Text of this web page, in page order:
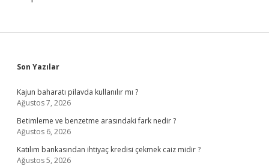
Sidebar
Son Yazılar
Kajun baharatı pilavda kullanılır mı ?
Ağustos 7, 2026
Betimleme ve benzetme arasındaki fark nedir ?
Ağustos 6, 2026
Katılım bankasından ihtiyaç kredisi çekmek caiz midir ?
Ağustos 5, 2026